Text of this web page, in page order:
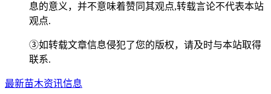
息的意义，并不意味着赞同其观点,转载言论不代表本站
观点.
③如转载文章信息侵犯了您的版权，请及时与本站取得
联系.
最新苗木资讯信息